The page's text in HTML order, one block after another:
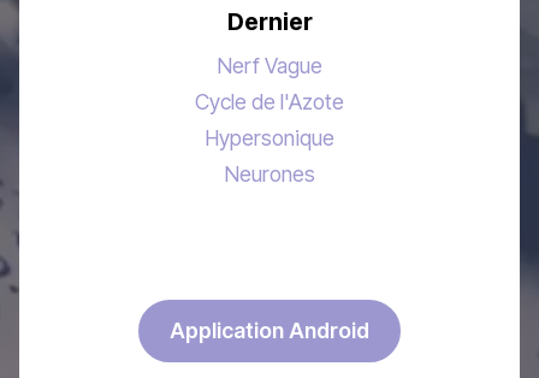
Dernier
Nerf Vague
Cycle de l'Azote
Hypersonique
Neurones
Application Android